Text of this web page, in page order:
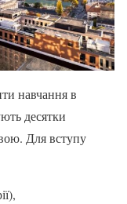
навчання в
десятки
Для вступу